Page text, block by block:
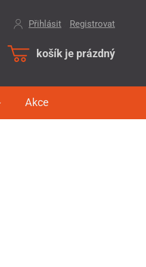
košík je prázdný
Akce
Přihlásit Registrovat